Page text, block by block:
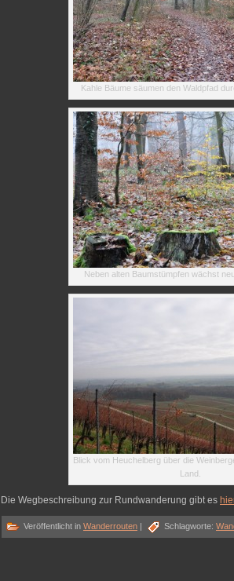
Kahle Bäume säumen den Waldpfad
Neben alten Baumstümpfen wächst
Blick vom Heuchelberg über die
Land.
Die Wegbeschreibung zur Rundwanderung gibt es
Veröffentlicht in Wanderrouten | Schlagworte: